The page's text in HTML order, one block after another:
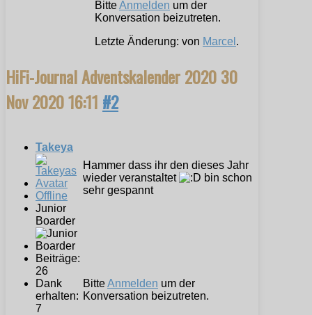
BitteAnmelden um der
Konversation beizutreten.
Letzte Änderung: von Marcel .
HiFi-Journal Adventskalender 202030
Nov 2020 16:11 #2
Takeya
Offline
Junior
Boarder
Beiträge:
26
Dank
erhalten:
7
Hammer dass ihr den dieses Jahr
wieder veranstaltet
bin schon
sehr gespannt
BitteAnmelden um der
Konversation beizutreten.